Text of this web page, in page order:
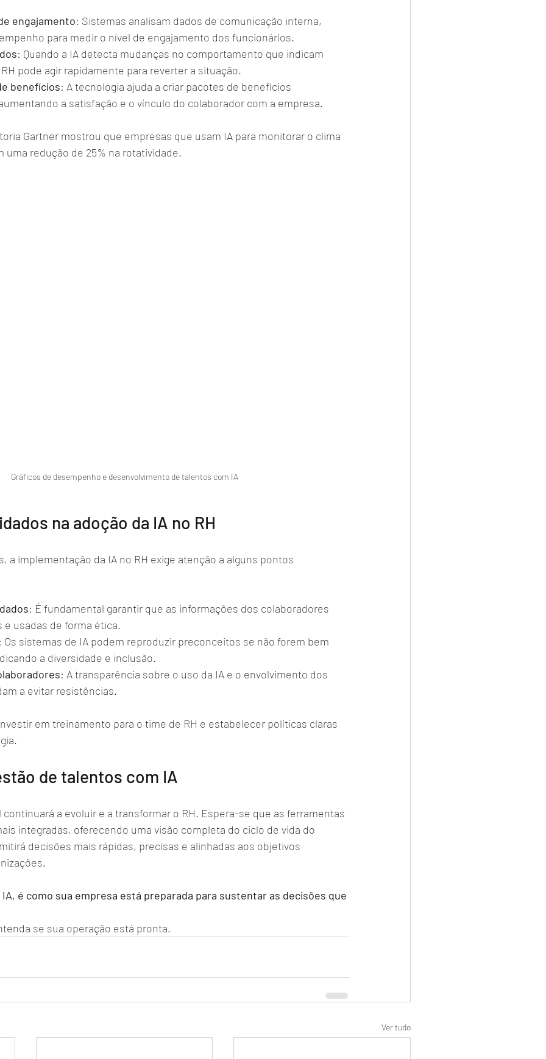
engajamento: Sistemas analisam dados de comunicação interna,
para medir o nível de engajamento dos funcionários.
: Quando a IA detecta mudanças no comportamento que indicam
pode agir rapidamente para reverter a situação.
benefícios: A tecnologia ajuda a criar pacotes de benefícios
a satisfação e o vínculo do colaborador com a empresa.
Gartner mostrou que empresas que usam IA para monitorar o clima
uma redução de 25% na rotatividade.
Gráficos de desempenho e desenvolvimento de talentos com IA
na adoção da IA no RH
a implementação da IA no RH exige atenção a alguns pontos
: É fundamental garantir que as informações dos colaboradores
e usadas de forma ética.
Os sistemas de IA podem reproduzir preconceitos se não forem bem
a diversidade e inclusão.
: A transparência sobre o uso da IA e o envolvimento dos
a evitar resistências.
em treinamento para o time de RH e estabelecer políticas claras
de talentos com IA
a evoluir e a transformar o RH. Espera-se que as ferramentas
integradas, oferecendo uma visão completa do ciclo de vida do
decisões mais rápidas, precisas e alinhadas aos objetivos
é como sua empresa está preparada para sustentar as decisões que
se sua operação está pronta.
Ver tudo